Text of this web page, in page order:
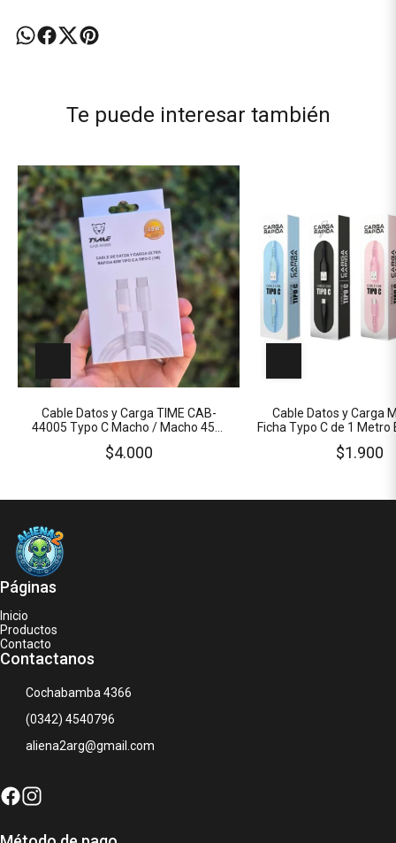
Te puede interesar también
Cable Datos y Carga TIME CAB-
44005 Typo C Macho / Macho 45W
de 1 Metro BLANCO
$4.000
Cable Datos y Carga
Ficha Typo C de 1 Metro
$1.900
Páginas
Inicio
Productos
Contacto
Contactanos
Cochabamba 4366
(0342) 4540796
aliena2arg@gmail.com